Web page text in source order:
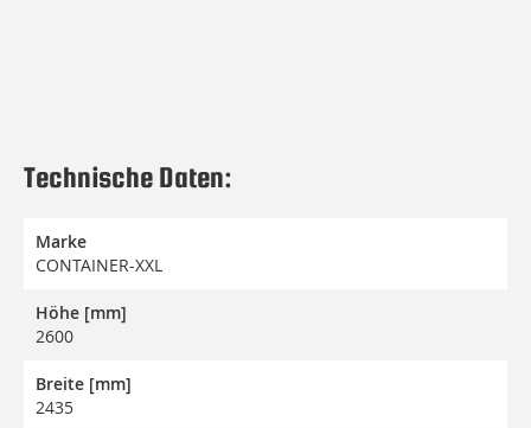
Technische Daten:
Marke
CONTAINER-XXL
Höhe [mm]
2600
Breite [mm]
2435